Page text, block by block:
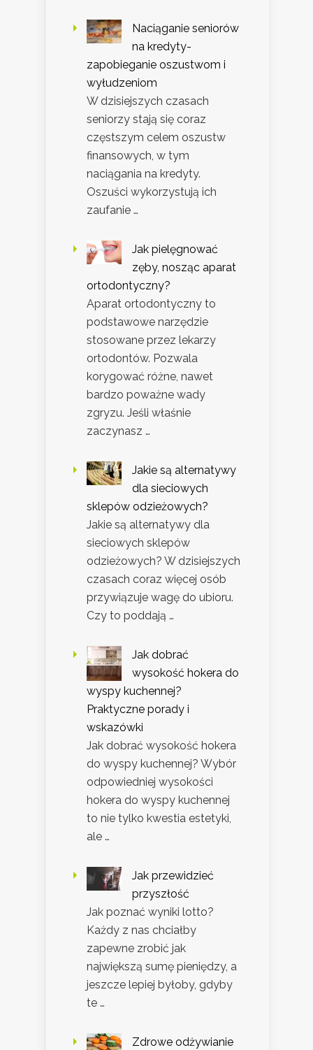
Naciąganie seniorów
na kredyty-
zapobieganie oszustwom i
wyłudzeniom
W dzisiejszych czasach
seniorzy stają się coraz
częstszym celem oszustw
finansowych, w tym
naciągania na kredyty.
Oszuści wykorzystują ich
zaufanie …
Jak pielęgnować
zęby, nosząc aparat
ortodontyczny?
Aparat ortodontyczny to
podstawowe narzędzie
stosowane przez lekarzy
ortodontów. Pozwala
korygować różne, nawet
bardzo poważne wady
zgryzu. Jeśli właśnie
zaczynasz …
Jakie są alternatywy
dla sieciowych
sklepów odzieżowych?
Jakie są alternatywy dla
sieciowych sklepów
odzieżowych? W dzisiejszych
czasach coraz więcej osób
przywiązuje wagę do ubioru.
Czy to poddają …
Jak dobrać
wysokość hokera do
wyspy kuchennej?
Praktyczne porady i
wskazówki
Jak dobrać wysokość hokera
do wyspy kuchennej? Wybór
odpowiedniej wysokości
hokera do wyspy kuchennej
to nie tylko kwestia estetyki,
ale …
Jak przewidzieć
przyszłość
Jak poznać wyniki lotto?
Każdy z nas chciałby
zapewne zrobić jak
największą sumę pieniędzy, a
jeszcze lepiej byłoby, gdyby
te …
Zdrowe odżywianie